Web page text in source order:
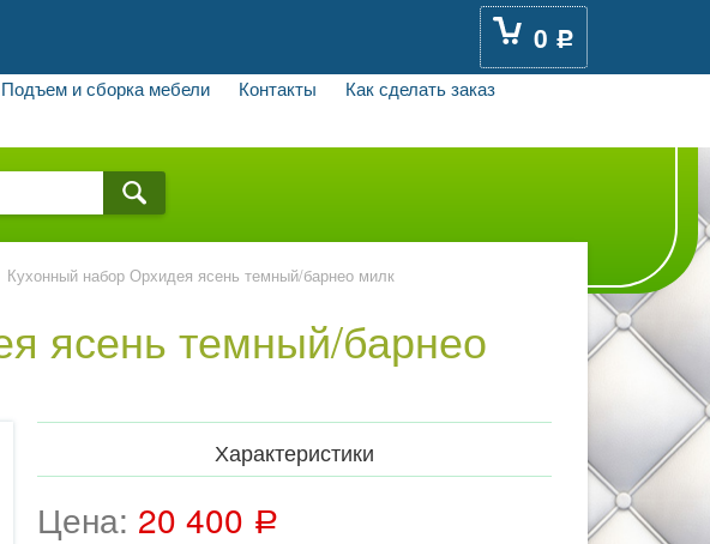
0 Р
Подъем и сборка мебели Контакты
Как сделать заказ
Кухонный набор Орхидея ясень темный/барнео милк
ясень темный/барнео
Характеристики
Цена: 20 400 Р